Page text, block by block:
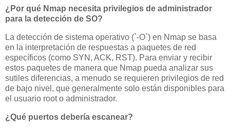
¿Por qué Nmap necesita privilegios de administrador
para la detección de SO?
La detección de sistema operativo (`-O`) en Nmap se basa
en la interpretación de respuestas a paquetes de red
específicos (como SYN, ACK, RST). Para enviar y recibir
estos paquetes de manera que Nmap pueda analizar sus
sutiles diferencias, a menudo se requieren privilegios de red
de bajo nivel, que generalmente solo están disponibles para
el usuario root o administrador.
¿Qué puertos debería escanear?